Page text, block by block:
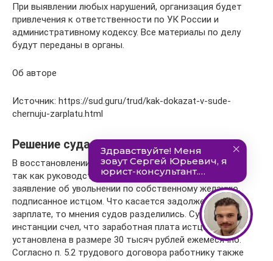
При выявлении любых нарушений, организация будет
привлечения к ответственности по УК России и
административному кодексу. Все материалы по делу
будут переданы в органы.
Об авторе
Источник: https://sud.guru/trud/kak-dokazat-v-sude-
chernuju-zarplatu.html
Решение суда
В восстановлении на работе гражданину суд отказал,
так как руководство организации предоставило
заявление об увольнении по собственному желанию,
подписанное истцом. Что касается задолженности по
зарплате, то мнения судов разделились. Суд первой
инстанции счел, что заработная плата истца была
установлена в размере 30 тысяч рублей ежемесячно.
Согласно п. 5.2 трудового договора работнику также